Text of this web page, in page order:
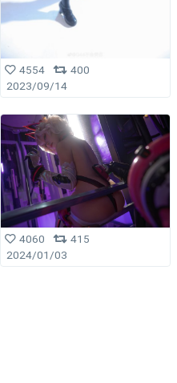
4554
400
2023/09/14
4060
415
2024/01/03